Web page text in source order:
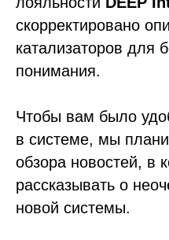
скорректировано
катализаторов для
понимания.
Чтобы вам было
в системе, мы
обзора новостей, в
рассказывать о
новой системы.